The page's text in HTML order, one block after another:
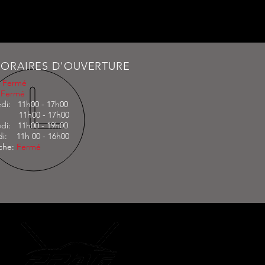
D'OUVERTURE
Fermé
Fermé
11h00 - 17h00
11h00 - 17h00
11h00 - 19h00
11h 00 - 16h00
Fermé